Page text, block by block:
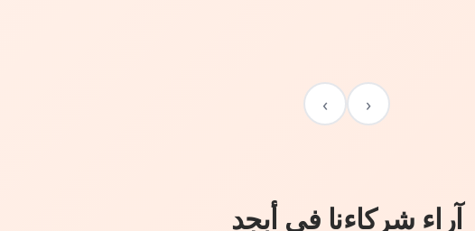
‹
›
آراء شركاءنا في أبجد